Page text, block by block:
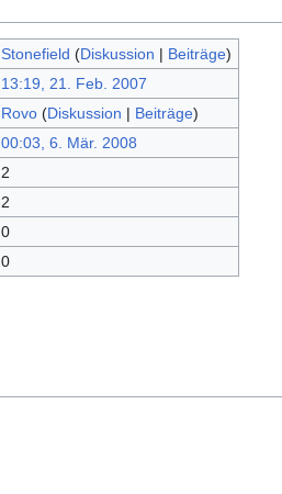
Stonefield (Diskussion | Beiträge)
13:19, 21. Feb. 2007
Rovo (Diskussion | Beiträge)
00:03, 6. Mär. 2008
2
2
0
0